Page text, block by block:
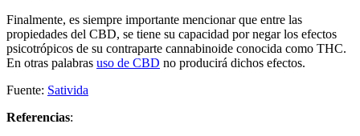
Finalmente, es siempre importante mencionar que entre las
propiedades del CBD, se tiene su capacidad por negar los efectos
psicotrópicos de su contraparte cannabinoide conocida como THC.
En otras palabras uso de CBD no producirá dichos efectos.
Fuente: Sativida
Referencias: